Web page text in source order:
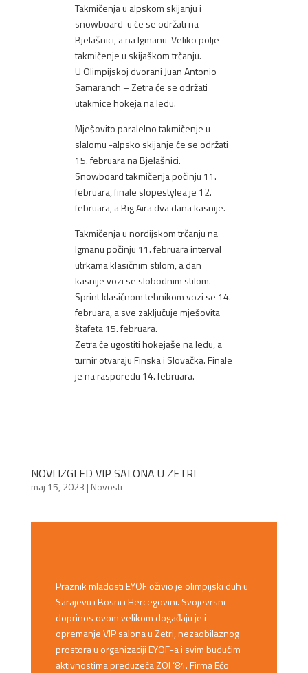
Takmičenja u alpskom skijanju i
snowboard-u će se održati na
Bjelašnici, a na Igmanu-Veliko polje
takmičenje u skijaškom trčanju.
U Olimpijskoj dvorani Juan Antonio
Samaranch – Zetra će se održati
utakmice hokeja na ledu.
Mješovito paralelno takmičenje u
slalomu -alpsko skijanje će se održati
15. februara na Bjelašnici.
Snowboard takmičenja počinju 11.
februara, finale slopestylea je 12.
februara, a Big Aira dva dana kasnije.
Takmičenja u nordijskom trčanju na
Igmanu počinju 11. februara interval
utrkama klasičnim stilom, a dan
kasnije vozi se slobodnim stilom.
Sprint klasičnom tehnikom vozi se 14.
februara, a sve zaključuje mješovita
štafeta 15. februara.
Zetra će ugostiti hokejaše na ledu, a
turnir otvaraju Finska i Slovačka. Finale
je na rasporedu 14. februara.
NOVI IZGLED VIP SALONA U ZETRI
maj 15, 2023 | Novosti
Praznik mladosti EYOF oživio je olimpijski duh u
Sarajevu i Bosni i Hercegovini. Svojevrsni
doprinos ovom velikom događaju je i
opremanje VIP salona u Zetri, nezaobilaznog
prostora u organizaciji EYOF-a i svim budućim
aktivnostima preduzeća ZOI ‘84. Firma Ećo